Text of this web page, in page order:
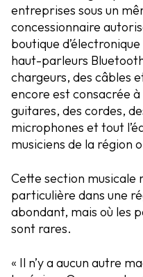
entreprises sous un
concessionnaire
boutique
haut-parleurs
chargeurs, des câbles
encore est consacrée
guitares, des cordes,
microphones et tout
musiciens de la région
Cette section
particulière dans une
abondant, mais où les
sont rares.
« Il n’y a aucun autre